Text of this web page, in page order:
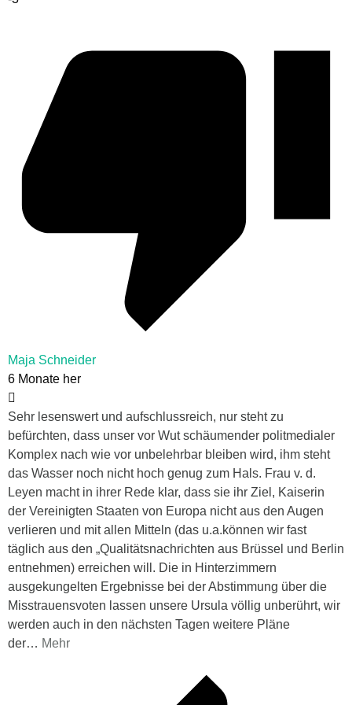
Maja Schneider
6 Monate her
Sehr lesenswert und aufschlussreich, nur steht zu
befürchten, dass unser vor Wut schäumender politmedialer
Komplex nach wie vor unbelehrbar bleiben wird, ihm steht
das Wasser noch nicht hoch genug zum Hals. Frau v. d.
Leyen macht in ihrer Rede klar, dass sie ihr Ziel, Kaiserin
der Vereinigten Staaten von Europa nicht aus den Augen
verlieren und mit allen Mitteln (das u.a.können wir fast
täglich aus den „Qualitätsnachrichten aus Brüssel und Berlin
entnehmen) erreichen will. Die in Hinterzimmern
ausgekungelten Ergebnisse bei der Abstimmung über die
Misstrauensvoten lassen unsere Ursula völlig unberührt, wir
werden auch in den nächsten Tagen weitere Pläne
der… Mehr